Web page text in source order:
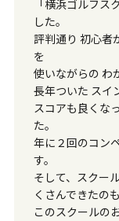
「横浜ゴルフ
した。
評判通り 初心者
を
使いながらの わ
長年ついた スイ
スコアも良くな
た。
年に２回のコン
す。
そして、スクー
くさんできたのも
このスクールの